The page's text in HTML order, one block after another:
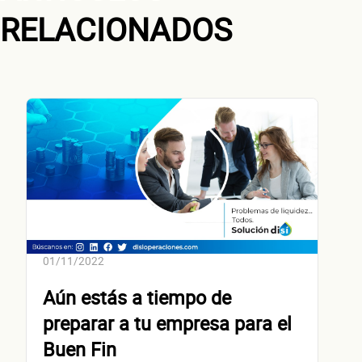
RELACIONADOS
01/11/2022
Aún estás a tiempo de
preparar a tu empresa para el
Buen Fin
Esto nos ayuda a ofrecerte la línea de crédito correcta para tu negocio.
No te preocupes, evaluamos cada caso de forma integral.
¿Cómo